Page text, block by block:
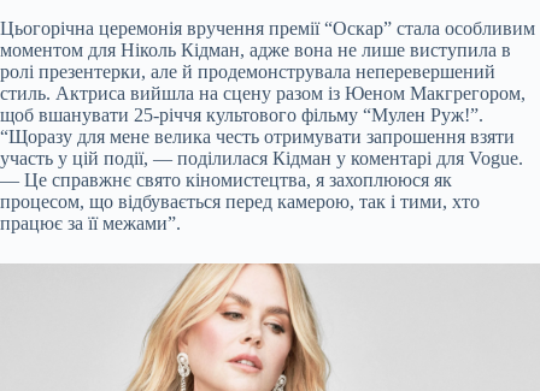
Цьогорічна церемонія вручення премії “Оскар” стала особливим
моментом для Ніколь Кідман, адже вона не лише виступила в
ролі презентерки, але й продемонструвала неперевершений
стиль. Актриса вийшла на сцену разом із Юеном Макгрегором,
щоб вшанувати 25-річчя культового фільму “Мулен Руж!”.
“Щоразу для мене велика честь отримувати запрошення взяти
участь у цій події, — поділилася Кідман у коментарі для Vogue.
— Це справжнє свято кіномистецтва, я захоплююся як
процесом, що відбувається перед камерою, так і тими, хто
працює за її межами”.